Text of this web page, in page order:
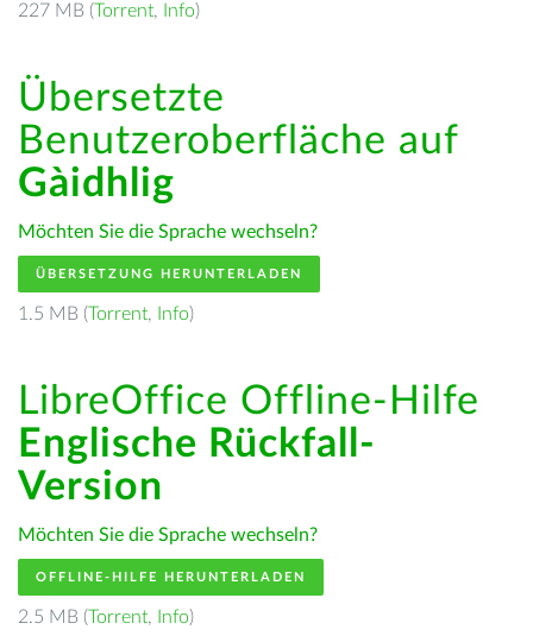
227 MB (Torrent, Info)
Übersetzte
Benutzeroberfläche auf
Gàidhlig
Möchten Sie die Sprache wechseln?
ÜBERSETZUNG HERUNTERLADEN
1.5 MB (Torrent, Info)
LibreOffice Offline-Hilfe
Englische Rückfall-
Version
Möchten Sie die Sprache wechseln?
OFFLINE-HILFE HERUNTERLADEN
2.5 MB (Torrent, Info)